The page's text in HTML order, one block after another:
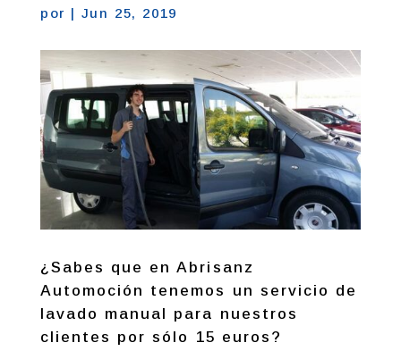
por | Jun 25, 2019
¿Sabes que en Abrisanz
Automoción tenemos un servicio de
lavado manual para nuestros
clientes por sólo 15 euros?